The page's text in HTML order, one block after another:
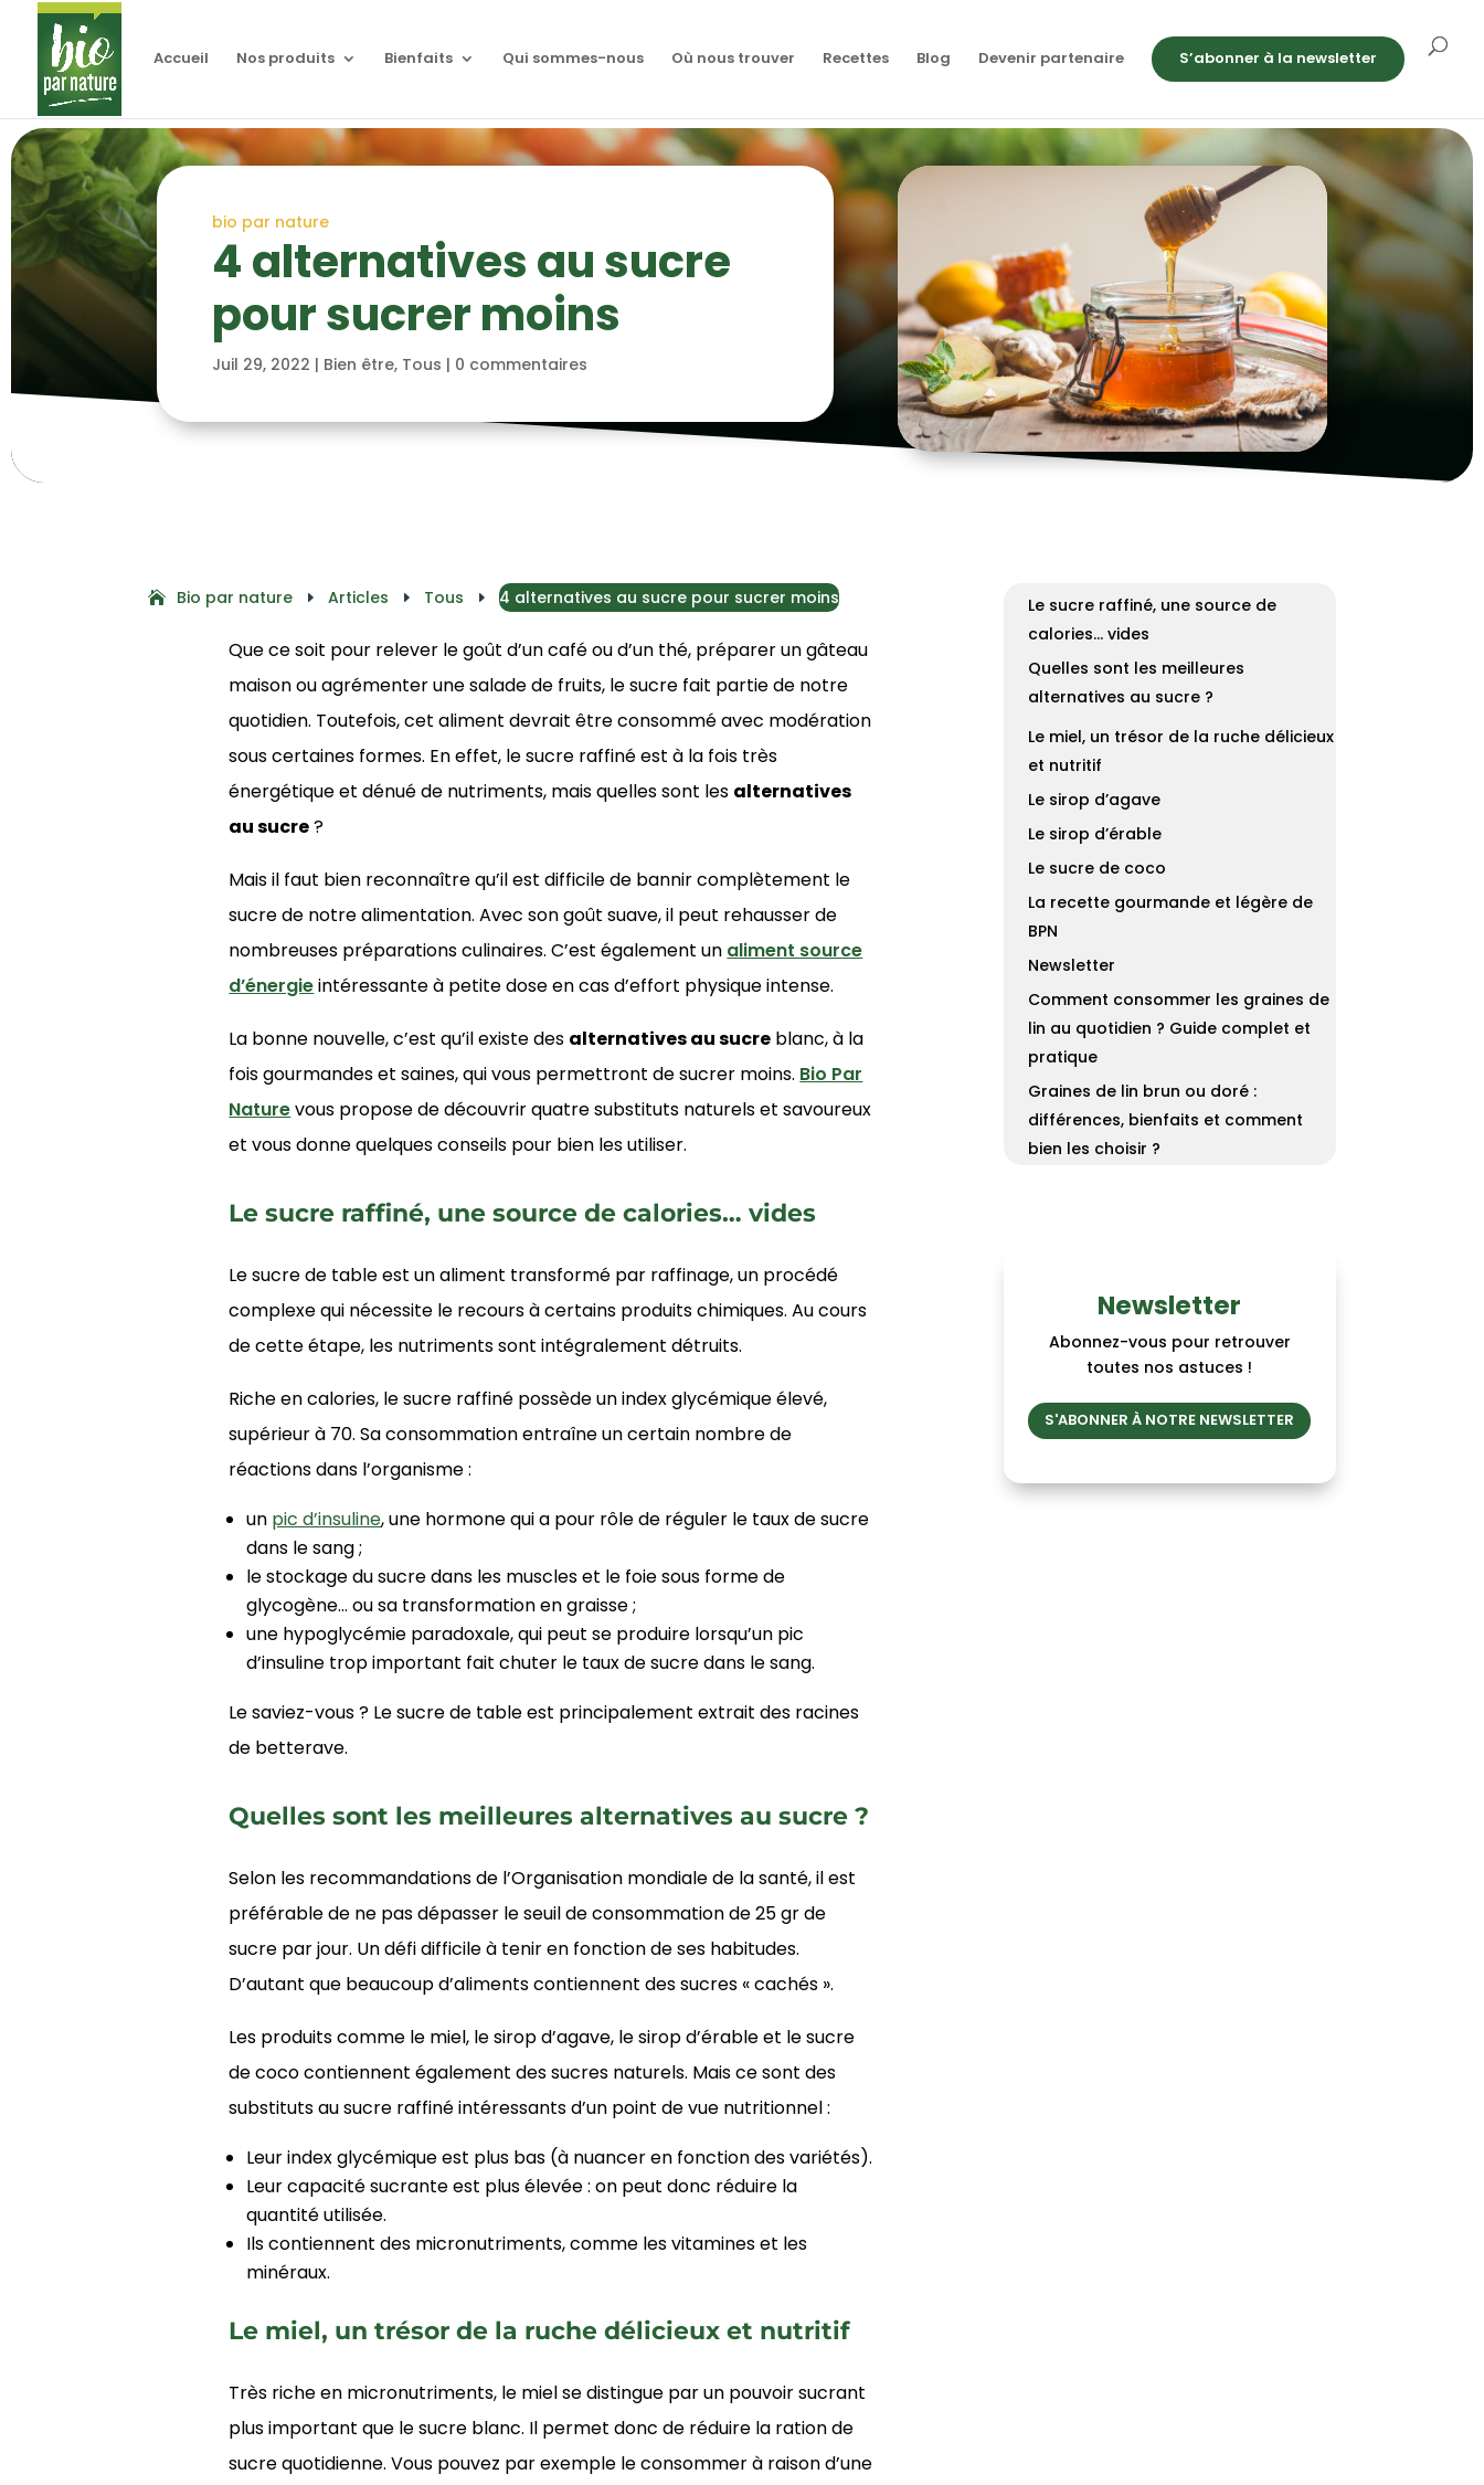
Accueil Nos produits Bienfaits Qui sommes-nous Où nous trouver Recettes Blog Devenir partenaire S’abonner à la newsletter
bio par nature
4 alternatives au sucre
pour sucrer moins
Juil 29, 2022 | Bien être, Tous | 0 commentaires
Bio par nature E Articles E Tous E 4 alternatives au sucre pour sucrer moins
Que ce soit pour relever le goût d’un café ou d’un thé, préparer un gâteau
maison ou agrémenter une salade de fruits, le sucre fait partie de notre
quotidien. Toutefois, cet aliment devrait être consommé avec modération
sous certaines formes. En effet, le sucre raffiné est à la fois très
énergétique et dénué de nutriments, mais quelles sont les alternatives
au sucre?
Mais il faut bien reconnaître qu’il est difficile de bannir complètement le
sucre de notre alimentation. Avec son goût suave, il peut rehausser de
nombreuses préparations culinaires. C’est également un aliment source
d’énergieintéressante à petite dose en cas d’effort physique intense.
La bonne nouvelle, c’est qu’il existe des alternatives au sucre blanc, à la
fois gourmandes et saines, qui vous permettront de sucrer moins. Bio Par
Naturevous propose de découvrir quatre substituts naturels et savoureux
et vous donne quelques conseils pour bien les utiliser.
Le sucre raffiné, une source de calories… vides
Le sucre de table est un aliment transformé par raffinage, un procédé
complexe qui nécessite le recours à certains produits chimiques. Au cours
de cette étape, les nutriments sont intégralement détruits.
Riche en calories, le sucre raffiné possède un index glycémique élevé,
supérieur à 70. Sa consommation entraîne un certain nombre de
réactions dans l’organisme :
un pic d’insuline, une hormone qui a pour rôle de réguler le taux de sucre
dans le sang ;
le stockage du sucre dans les muscles et le foie sous forme de
glycogène… ou sa transformation en graisse ;
une hypoglycémie paradoxale, qui peut se produire lorsqu’un pic
d’insuline trop important fait chuter le taux de sucre dans le sang.
Le saviez-vous ? Le sucre de table est principalement extrait des racines
de betterave.
Quelles sont les meilleures alternatives au sucre ?
Selon les recommandations de l’Organisation mondiale de la santé, il est
préférable de ne pas dépasser le seuil de consommation de 25 gr de
sucre par jour. Un défi difficile à tenir en fonction de ses habitudes.
D’autant que beaucoup d’aliments contiennent des sucres « cachés ».
Les produits comme le miel, le sirop d’agave, le sirop d’érable et le sucre
de coco contiennent également des sucres naturels. Mais ce sont des
substituts au sucre raffiné intéressants d’un point de vue nutritionnel :
Leur index glycémique est plus bas (à nuancer en fonction des variétés).
Leur capacité sucrante est plus élevée : on peut donc réduire la
quantité utilisée.
Ils contiennent des micronutriments, comme les vitamines et les
minéraux.
Le miel, un trésor de la ruche délicieux et nutritif
Très riche en micronutriments, le miel se distingue par un pouvoir sucrant
plus important que le sucre blanc. Il permet donc de réduire la ration de
sucre quotidienne. Vous pouvez par exemple le consommer à raison d’une
Le sucre raffiné, une source de
calories… vides
Quelles sont les meilleures
alternatives au sucre ?
Le miel, un trésor de la ruche délicieux
et nutritif
Le sirop d’agave
Le sirop d’érable
Le sucre de coco
La recette gourmande et légère de
BPN
Newsletter
Comment consommer les graines de
lin au quotidien ? Guide complet et
pratique
Graines de lin brun ou doré :
différences, bienfaits et comment
bien les choisir ?
Newsletter
Abonnez-vous pour retrouver
toutes nos astuces !
S'ABONNER À NOTRE NEWSLETTER